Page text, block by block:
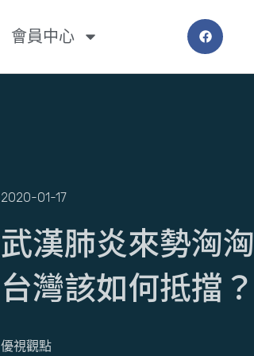
會員中心
2020-01-17
武漢肺炎來勢洶洶
台灣該如何抵擋？
優視觀點